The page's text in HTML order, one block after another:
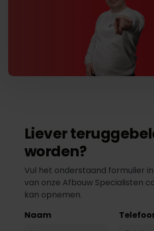
Liever
worden?
Vul het onderstaand formulier
van onze Afbouw Specialisten
kan opnemen.
Naam